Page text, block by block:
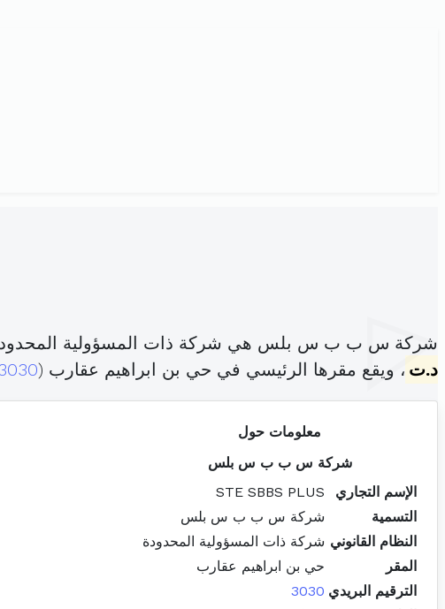
شركة س ب ب س بلس هي شركة ذات المسؤولية
د.ت ، ويقع مقرها الرئيسي في حي بن ابراهيم عقارب (
معلومات حول
شركة س ب ب س بلس
الإسم التجاري
STE SBBS PLUS
التسمية
شركة س ب ب س بلس
النظام القانوني شركة ذات المسؤولية المحدودة
المقر
حي بن ابراهيم عقارب
الترقيم البريدي 3030